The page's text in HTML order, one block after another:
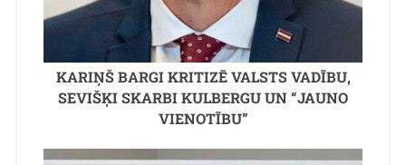
KARIŅŠ BARGI KRITIZĒ VALSTS VADĪBU,
SEVIŠĶI SKARBI KULBERGU UN “JAUNO
VIENOTĪBU”